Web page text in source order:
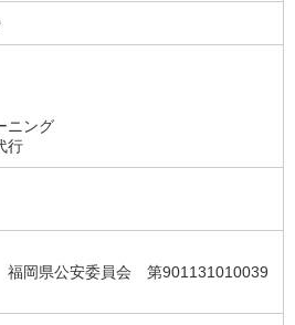
ニング
行
岡県公安委員会 第901131010039